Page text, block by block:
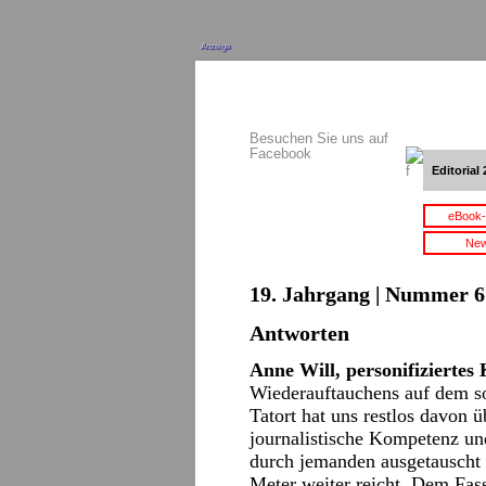
Anzeige
Besuchen Sie uns auf
Facebook
Editorial
19. Jahrgang | Nummer
Antworten
Anne Will, personifiziertes
Wiederauftauchens auf dem
Tatort hat uns restlos davon
journalistische Kompetenz
durch jemanden